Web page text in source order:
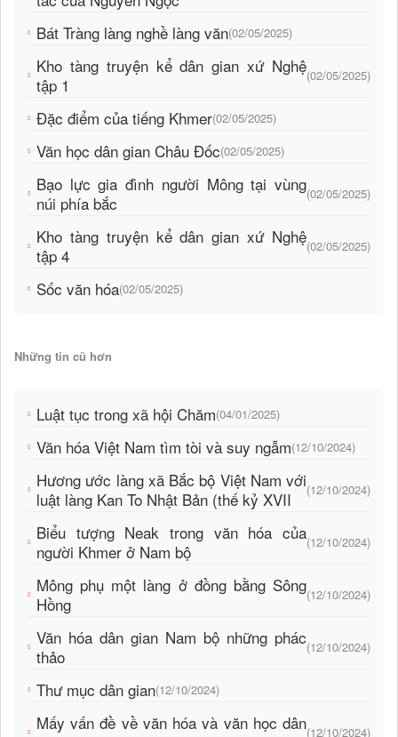
Bát Tràng làng nghề làng văn(02/05/2025)
Kho tàng truyện kể dân gian xứ Nghệ
tập 1
(02/05/2025)
Đặc điểm của tiếng Khmer(02/05/2025)
Văn học dân gian Châu Đốc(02/05/2025)
Bạo lực gia đình người Mông tại vùng
núi phía bắc
(02/05/2025)
Kho tàng truyện kể dân gian xứ Nghệ
tập 4
(02/05/2025)
Sốc văn hóa(02/05/2025)
Những tin cũ hơn
Luật tục trong xã hội Chăm(04/01/2025)
Văn hóa Việt Nam tìm tòi và suy ngẫm(12/10/2024)
Hương ước làng xã Bắc bộ Việt Nam với
luật làng Kan To Nhật Bản (thế kỷ XVII
(12/10/2024)
Biểu tượng Neak trong văn hóa của
người Khmer ở Nam bộ
(12/10/2024)
Mông phụ một làng ở đồng bằng Sông
Hồng
(12/10/2024)
Văn hóa dân gian Nam bộ những phác
thảo
(12/10/2024)
Thư mục dân gian(12/10/2024)
Mấy vấn đề về văn hóa và văn học dân(12/10/2024)